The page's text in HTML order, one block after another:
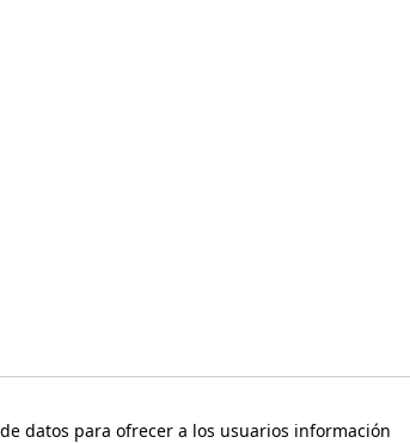
datos para ofrecer a los usuarios información